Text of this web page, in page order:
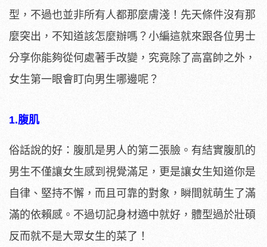
型，不過也並非所有人都那麼膚淺！先天條件沒有那
麼突出，不知道該怎麼辦嗎？小編這就來跟各位男士
分享你能夠從何處著手改變，究竟除了高富帥之外，
女生第一眼會盯向男生哪邊呢？
1.腹肌
俗話說的好：腹肌是男人的第二張臉。有結實腹肌的
男生不僅讓女生感到視覺滿足，更是讓女生知道你是
自律、堅持不懈，而且可靠的對象，瞬間就萌生了滿
滿的依賴感。不過切記身材適中就好，體型過於壯碩
反而就不是大眾女生的菜了！